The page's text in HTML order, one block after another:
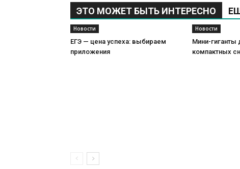
ЭТО МОЖЕТ БЫТЬ ИНТЕРЕСНО
Новости
ЕГЭ — цена успеха: выбираем
приложения
Новости
Мини-гиганты
компактных